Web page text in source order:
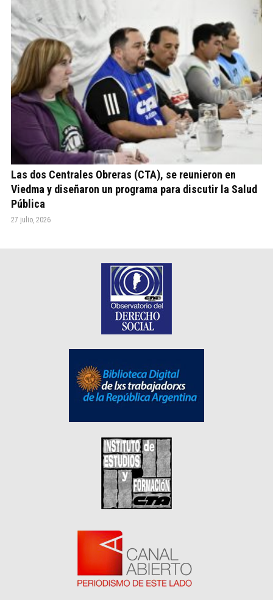
Las dos Centrales Obreras (CTA), se reunieron en
Viedma y diseñaron un programa para discutir la Salud
Pública
27 julio, 2026